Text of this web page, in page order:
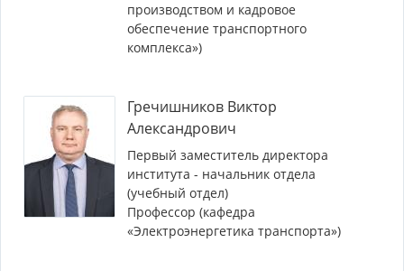
производством и кадровое
обеспечение транспортного
комплекса»)
Гречишников Виктор
Александрович
Первый заместитель директора
института - начальник отдела
(учебный отдел)
Профессор (кафедра
«Электроэнергетика транспорта»)